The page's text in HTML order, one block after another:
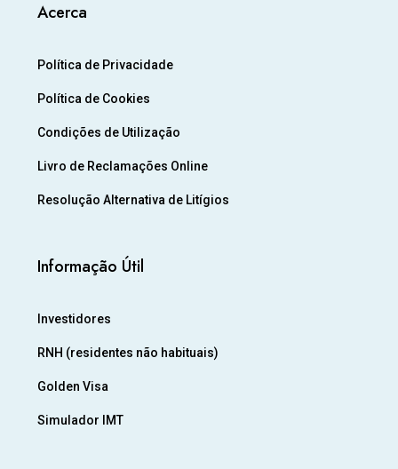
Acerca
Política de Privacidade
Política de Cookies
Condições de Utilização
Livro de Reclamações Online
Resolução Alternativa de Litígios
Informação Útil
Investidores
RNH (residentes não habituais)
Golden Visa
Simulador IMT